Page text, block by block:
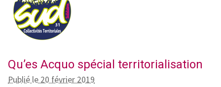
Qu’es Acquo spécial territorialisation
Publié le 20 février 2019